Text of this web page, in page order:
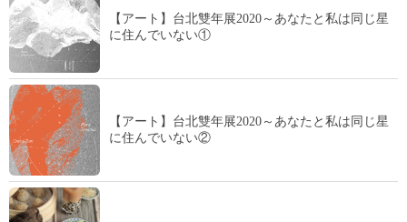
【アート】台北雙年展2020～あなたと私は同じ星
に住んでいない①
【アート】台北雙年展2020～あなたと私は同じ星
に住んでいない②